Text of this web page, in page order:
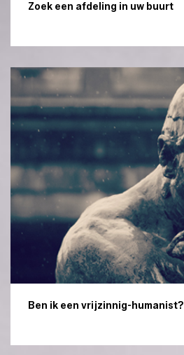
Zoek een afdeling in uw buurt
Ben ik een vrijzinnig-humanist?